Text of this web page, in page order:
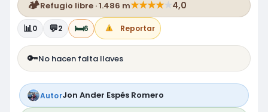
🏕️Refugio libre · 1.486 m★★★★★4,0
📊0 💬2 🛏️6 Reportar
🔑No hacen falta llaves
AutorJon Ander Espés Romero